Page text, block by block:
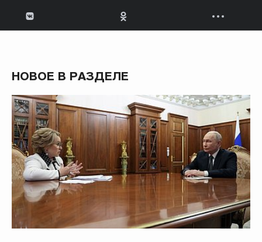
НОВОЕ В РАЗДЕЛЕ